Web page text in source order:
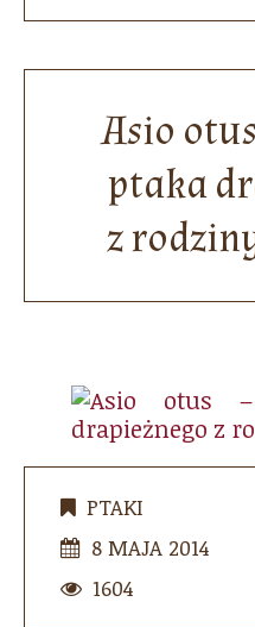
Asio
ptaka
z
PTAKI
8 MAJA 2014
1604